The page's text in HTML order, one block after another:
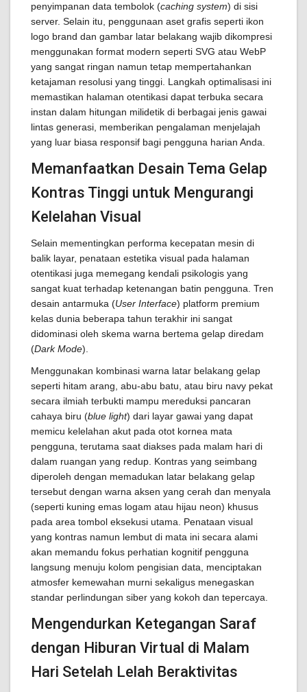
penyimpanan data tembolok (caching system) di sisi
server. Selain itu, penggunaan aset grafis seperti ikon
logo brand dan gambar latar belakang wajib dikompresi
menggunakan format modern seperti SVG atau WebP
yang sangat ringan namun tetap mempertahankan
ketajaman resolusi yang tinggi. Langkah optimalisasi ini
memastikan halaman otentikasi dapat terbuka secara
instan dalam hitungan milidetik di berbagai jenis gawai
lintas generasi, memberikan pengalaman menjelajah
yang luar biasa responsif bagi pengguna harian Anda.
Memanfaatkan Desain Tema Gelap
Kontras Tinggi untuk Mengurangi
Kelelahan Visual
Selain mementingkan performa kecepatan mesin di
balik layar, penataan estetika visual pada halaman
otentikasi juga memegang kendali psikologis yang
sangat kuat terhadap ketenangan batin pengguna. Tren
desain antarmuka (User Interface) platform premium
kelas dunia beberapa tahun terakhir ini sangat
didominasi oleh skema warna bertema gelap diredam
(Dark Mode).
Menggunakan kombinasi warna latar belakang gelap
seperti hitam arang, abu-abu batu, atau biru navy pekat
secara ilmiah terbukti mampu mereduksi pancaran
cahaya biru (blue light) dari layar gawai yang dapat
memicu kelelahan akut pada otot kornea mata
pengguna, terutama saat diakses pada malam hari di
dalam ruangan yang redup. Kontras yang seimbang
diperoleh dengan memadukan latar belakang gelap
tersebut dengan warna aksen yang cerah dan menyala
(seperti kuning emas logam atau hijau neon) khusus
pada area tombol eksekusi utama. Penataan visual
yang kontras namun lembut di mata ini secara alami
akan memandu fokus perhatian kognitif pengguna
langsung menuju kolom pengisian data, menciptakan
atmosfer kemewahan murni sekaligus menegaskan
standar perlindungan siber yang kokoh dan tepercaya.
Mengendurkan Ketegangan Saraf
dengan Hiburan Virtual di Malam
Hari Setelah Lelah Beraktivitas